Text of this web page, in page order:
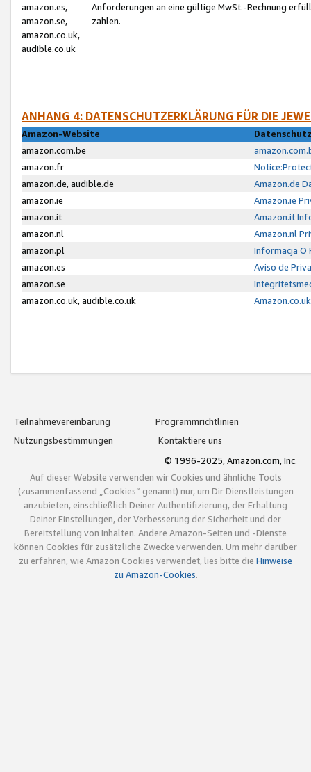
amazon.es,
amazon.se,
amazon.co.uk,
audible.co.uk
Anforderungen an eine gültige MwSt.-Rechnung
zahlen.
ANHANG 4: DATENSCHUTZERKLÄRUNG FÜR DIE
Amazon-Website
amazon.com.be
amazon.fr
amazon.de, audible.de
Amazon.de
amazon.ie
Amazon.ie
amazon.it
Amazon.it
amazon.nl
Amazon.nl
amazon.pl
Informacja O
amazon.es
Aviso de
amazon.se
amazon.co.uk, audible.co.uk
Teilnahmevereinbarung
Programmrichtlinien
Nutzungsbestimmungen
Kontaktiere uns
© 1996-2025, Amazon.com, Inc.
Auf dieser Website verwenden wir Cookies und ähnliche Tools
(zusammenfassend „Cookies“ genannt) nur, um Dir Dienstleistungen
anzubieten, einschließlich Deiner Authentifizierung, der Erhaltung
Deiner Einstellungen, der Verbesserung der Sicherheit und der
Bereitstellung von Inhalten. Andere Amazon-Seiten und -Dienste
können Cookies für zusätzliche Zwecke verwenden. Um mehr darüber
zu erfahren, wie Amazon Cookies verwendet, lies bitte die Hinweise
zu Amazon-Cookies.